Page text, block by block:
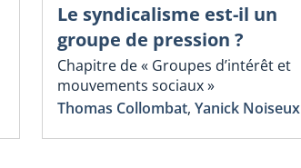
Le syndicalisme est-il un
groupe de pression ?
Chapitre de « Groupes d’intérêt et
mouvements sociaux »
Thomas Collombat, Yanick Noiseux